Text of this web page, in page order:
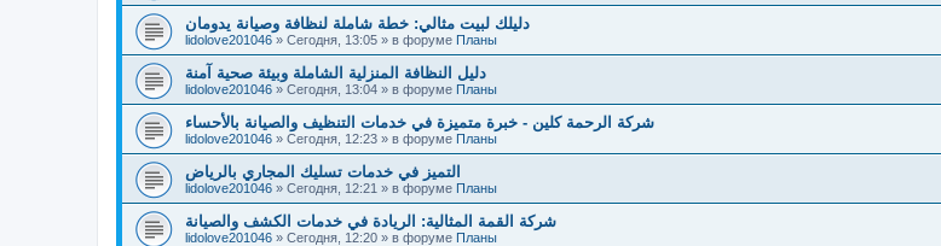
دليلك لبيت مثالي: خطة شاملة لنظافة وصيانة يدومان
lidolove201046 » Сегодня, 13:05 » в форуме Планы
دليل النظافة المنزلية الشاملة وبيئة صحية آمنة
lidolove201046 » Сегодня, 13:04 » в форуме Планы
شركة الرحمة كلين - خبرة متميزة في خدمات التنظيف والصيانة بالأحساء
lidolove201046 » Сегодня, 12:23 » в форуме Планы
التميز في خدمات تسليك المجاري بالرياض
lidolove201046 » Сегодня, 12:21 » в форуме Планы
شركة القمة المثالية: الريادة في خدمات الكشف والصيانة
lidolove201046 » Сегодня, 12:20 » в форуме Планы